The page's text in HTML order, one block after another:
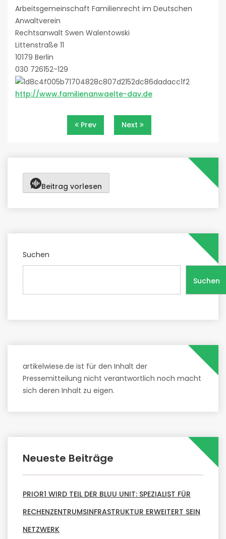
Arbeitsgemeinschaft Familienrecht im Deutschen
Anwaltverein
Rechtsanwalt Swen Walentowski
Littenstraße 11
10179 Berlin
030 726152-129
http://www.familienanwaelte-dav.de
Beitragsnavigation
Prev Next
Beitrag vorlesen
Suchen
Suchen
artikelwiese.de ist für den Inhalt der
Pressemitteilung nicht verantwortlich noch macht
sich deren Inhalt zu eigen.
Neueste Beiträge
PRIOR1 WIRD TEIL DER BLUU UNIT: SPEZIALIST FÜR
RECHENZENTRUMSINFRASTRUKTUR ERWEITERT SEIN
NETZWERK